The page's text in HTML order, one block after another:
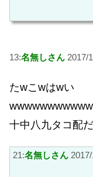
13:名無しさん 2017/
たwこwはwい
十中八九タコ配
21:名無しさん